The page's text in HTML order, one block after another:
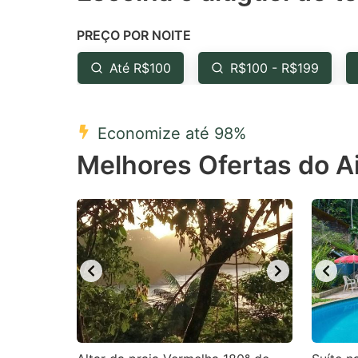
question
mark
key
get
the
shortcuts
for
changing
dates.
PREÇO POR NOITE
Até R$100 R$100 - R$199
Economize até 98%
Melhores Ofertas do